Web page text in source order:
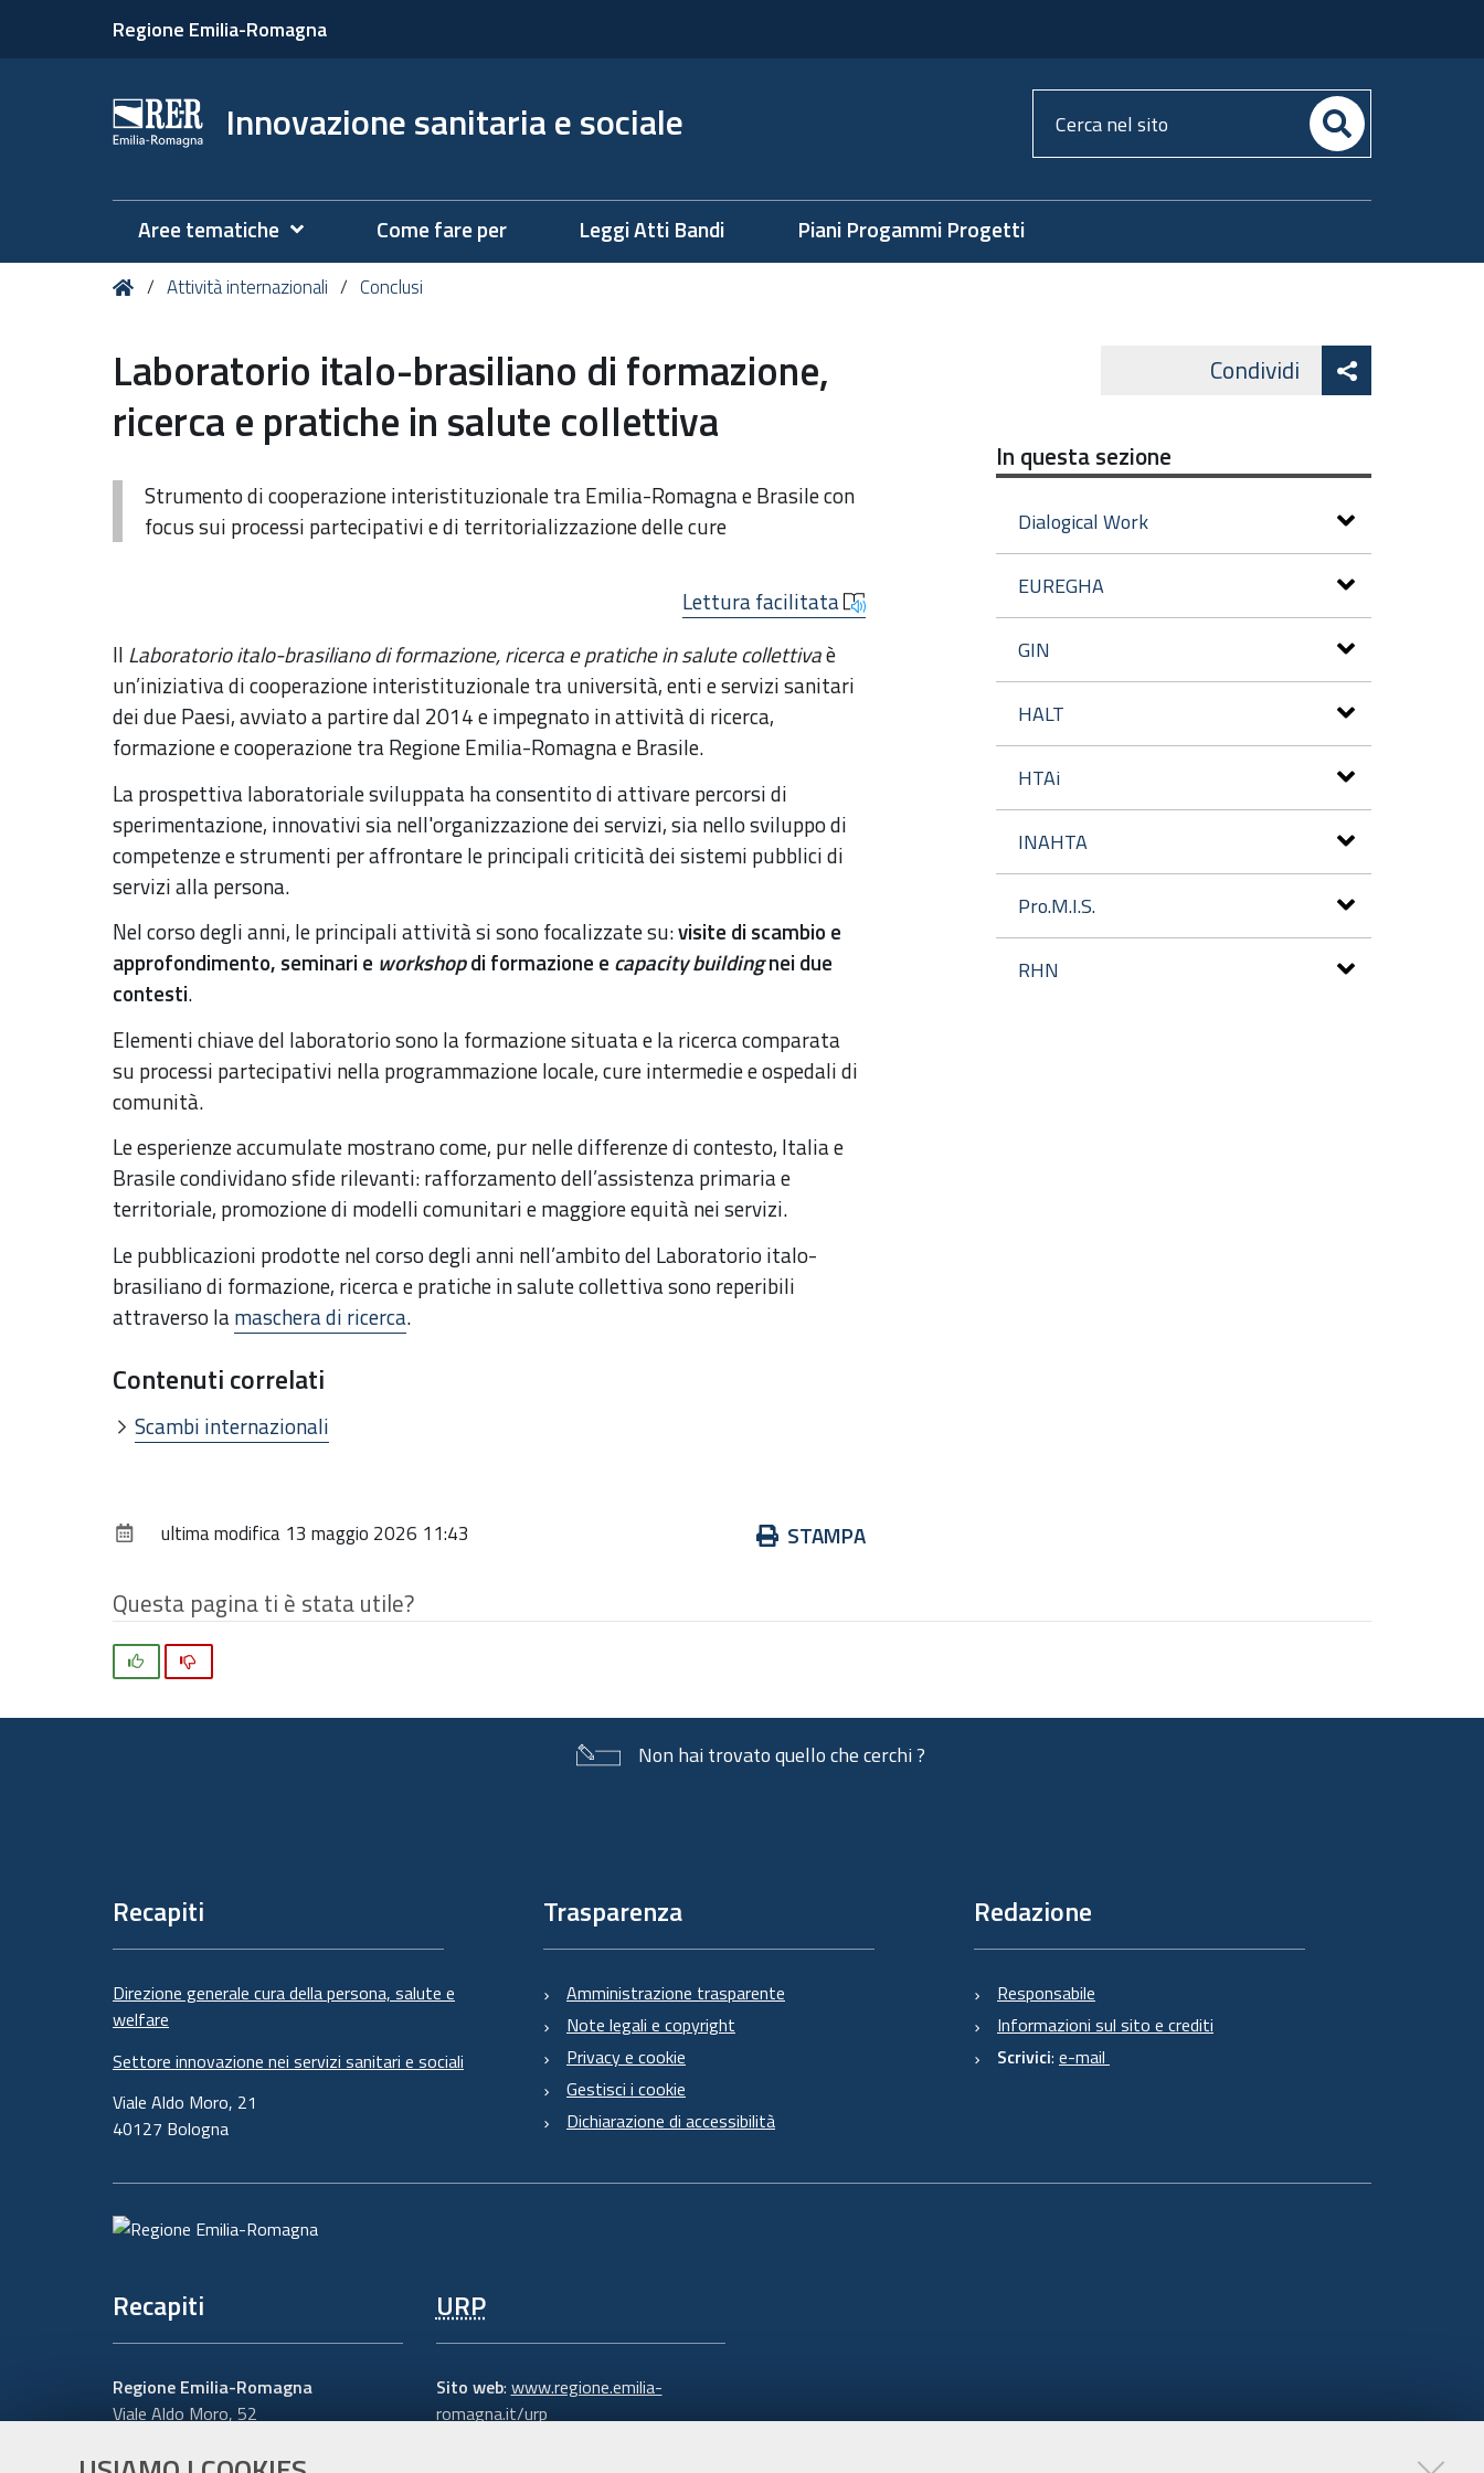
Regione Emilia-Romagna
Innovazione sanitaria e sociale
Cerca
nel
Aree tematiche Come fare per Leggi Atti Bandi Piani Progammi Progetti
Tu HomeAttività internazionali Conclusi
Laboratorio italo-brasiliano di formazione,
ricerca e pratiche in salute collettiva
Strumento di cooperazione interistituzionale tra Emilia-Romagna e Brasile con
focus sui processi partecipativi e di territorializzazione delle cure
Lettura facilitata
Il Laboratorio italo-brasiliano di formazione, ricerca e pratiche in salute collettivaè
un’iniziativa di cooperazione interistituzionale tra università, enti e servizi sanitari
dei due Paesi, avviato a partire dal 2014 e impegnato in attività di ricerca,
formazione e cooperazione tra Regione Emilia-Romagna e Brasile.
La prospettiva laboratoriale sviluppata ha consentito di attivare percorsi di
sperimentazione, innovativi sia nell'organizzazione dei servizi, sia nello sviluppo di
competenze e strumenti per affrontare le principali criticità dei sistemi pubblici di
servizi alla persona.
Nel corso degli anni, le principali attività si sono focalizzate su:visite di scambio e
approfondimento, seminari e workshopdi formazione e capacity buildingnei due
contesti.
Elementi chiave del laboratorio sono la formazione situata e la ricerca comparata
su processi partecipativi nella programmazione locale, cure intermedie e ospedali di
comunità.
Le esperienze accumulate mostrano come, pur nelle differenze di contesto, Italia e
Brasile condividano sfide rilevanti: rafforzamento dell’assistenza primaria e
territoriale, promozione di modelli comunitari e maggiore equità nei servizi.
Le pubblicazioni prodotte nel corso degli anni nell’ambito del Laboratorio italo-
brasiliano di formazione, ricerca e pratiche in salute collettiva sono reperibili
attraverso lamaschera di ricerca.
Contenuti correlati
Scambi internazionali
AzioniSTAMPA
ultima modifica 13 maggio 2026 11:43
Condividi Facebook
condividi
In questa sezione
Dialogical Work
EUREGHA
GIN
HALT
HTAi
INAHTA
Pro.M.I.S.
RHN
Questa pagina ti è stata utile?
Non hai trovato quello che cerchi ?
Recapiti
Direzione generale cura della persona, salute e
welfare
Settore innovazione nei servizi sanitari e sociali
Viale Aldo Moro, 21
40127 Bologna
Trasparenza
Amministrazione trasparente
Note legali e copyright
Privacy e cookie
Gestisci i cookie
Dichiarazione di accessibilità
Redazione
Responsabile
Informazioni sul sito e crediti
Scrivici: e-mail
Recapiti
Regione Emilia-Romagna
Viale Aldo Moro, 52
Centralino 051 5271
URP
Sito web: www.regione.emilia-
romagna.it/urp